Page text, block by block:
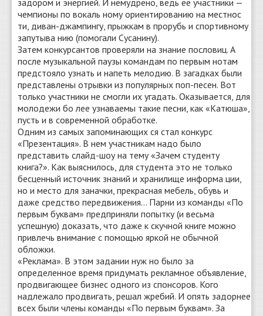
чемпионы по вокаль ному ориентированию на местнос
ти, диван-джампингу, прыжкам в прорубь и спортивному
запутыва нию (помогали Сусанину).
Затем конкурсантов проверяли на знание пословиц. А
после музыкальной паузы командам по первым нотам
предстояло узнать и напеть мелодию. В загадках были
представлены отрывки из популярных поп-песен. Вот
только участники не смогли их угадать. Оказывается, для
молодежи бо лее узнаваемы такие песни, как «Катюша»,
пусть и в современной обработке.
Одним из самых запоминающих ся стал конкурс
«Презентация». В нем участникам надо было
представить слайд-шоу на тему «Зачем студенту
книга?». Как выяснилось, для студента это не только
бесценный источник знаний и хранилище информа ции,
но и место для заначки, прекрасная мебель, обувь и
даже средство передвижения... Парни из команды «По
первым буквам» предприняли попытку (и весьма
успешную) доказать, что даже к скучной книге можно
привлечь внимание с помощью яркой не обычной
обложки.
«Реклама». В этом задании нуж но было за
определенное время придумать рекламное объявление,
продвигающее бизнес одного из спонсоров. Кого
надлежало продвигать, решал жребий. И опять задорнее
всех были члены команды «По первым буквам». За